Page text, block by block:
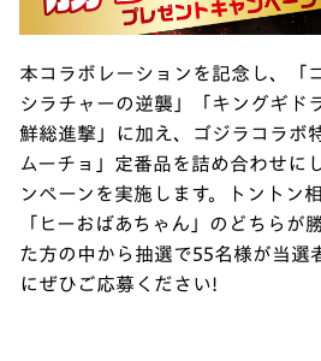
本コラボレーションを記念し、「
シラチャーの逆襲」「キングギド
鮮総進撃」に加え、ゴジラコラボ
ムーチョ」定番品を詰め合わせに
ンペーンを実施します。トントン
「ヒーおばあちゃん」のどちらが
た方の中から抽選で55名様が当選
にぜひご応募ください!